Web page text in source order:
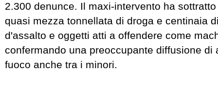
2.300 denunce. Il maxi-intervento ha
quasi mezza tonnellata di droga e centinaia
d'assalto e oggetti atti a offendere come
confermando una preoccupante diffusione di
fuoco anche tra i minori.